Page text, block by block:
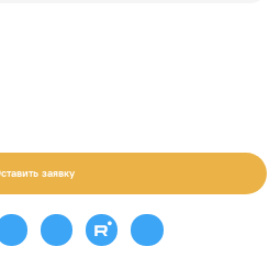
заявку